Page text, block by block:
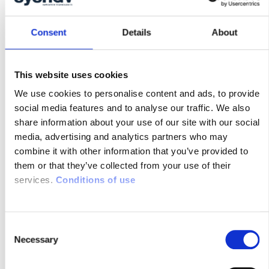
Consent Details About
This website uses cookies
We use cookies to personalise content and ads, to provide
social media features and to analyse our traffic. We also
share information about your use of our site with our social
media, advertising and analytics partners who may
combine it with other information that you’ve provided to
them or that they’ve collected from your use of their
services. Conditions of use
Necessary
facilitant la création de cartes détaillées
Surveillance de l’environnement
environnementaux, la faune et la flore ou
les phénomènes géologiques.
Agriculture de précision
Les tracteurs et autres engins équipés
de GNSS RTK permettent aux
agriculteurs de cartographier les
rendements et une réduction de la